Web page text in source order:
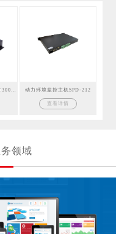
动力环境监控主机SPD-212
查看详情
领域